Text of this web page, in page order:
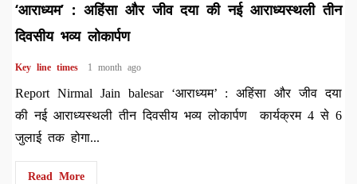
‘आराध्यम’ : अहिंसा और जीव दया की नई आराध्यस्थली तीन
दिवसीय भव्य लोकार्पण
Key line times 1 month ago
Report Nirmal Jain balesar ‘आराध्यम’ : अहिंसा और जीव दया
की नई आराध्यस्थली तीन दिवसीय भव्य लोकार्पण कार्यक्रम 4 से 6
जुलाई तक होगा...
Read More